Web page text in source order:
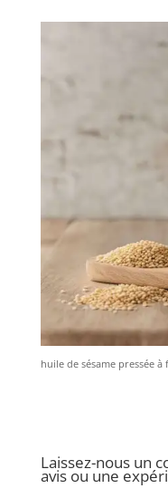
huile de sésame pressée
Laissez-nous un
avis ou une